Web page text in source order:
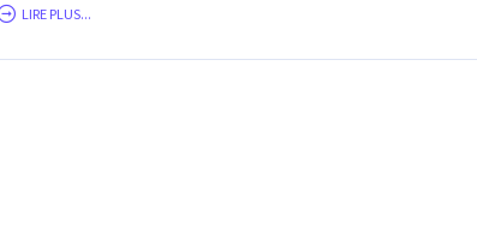
LIRE PLUS...